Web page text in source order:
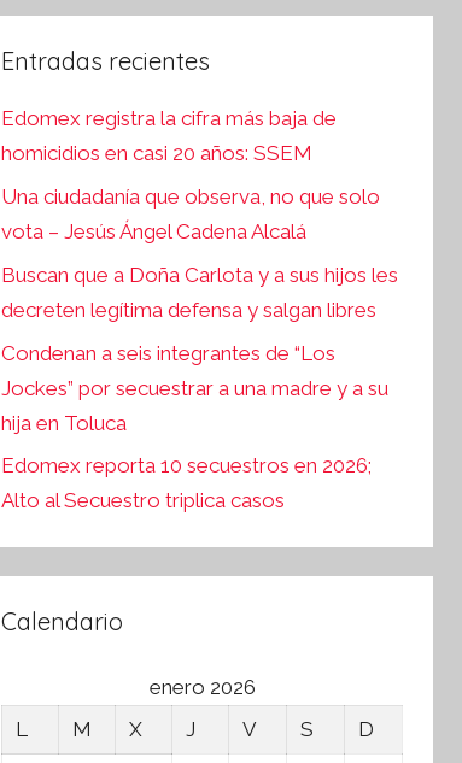
Entradas recientes
Edomex registra la cifra más baja de
homicidios en casi 20 años: SSEM
Una ciudadanía que observa, no que solo
vota – Jesús Ángel Cadena Alcalá
Buscan que a Doña Carlota y a sus hijos les
decreten legítima defensa y salgan libres
Condenan a seis integrantes de “Los
Jockes” por secuestrar a una madre y a su
hija en Toluca
Edomex reporta 10 secuestros en 2026;
Alto al Secuestro triplica casos
Calendario
enero 2026
L
M X J V S
D